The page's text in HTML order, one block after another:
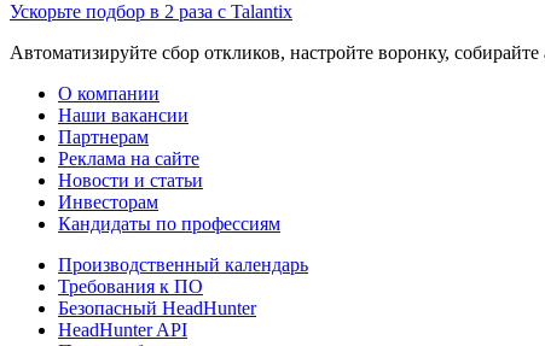
Ускорьте подбор в 2 раза с Talantix
Автоматизируйте сбор откликов, настройте воронку,
О компании
Наши вакансии
Партнерам
Реклама на сайте
Новости и статьи
Инвесторам
Кандидаты по профессиям
Производственный календарь
Требования к ПО
Безопасный HeadHunter
HeadHunter API